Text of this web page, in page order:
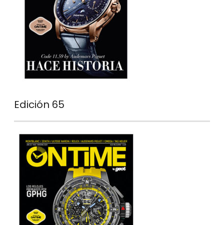
Edición 65